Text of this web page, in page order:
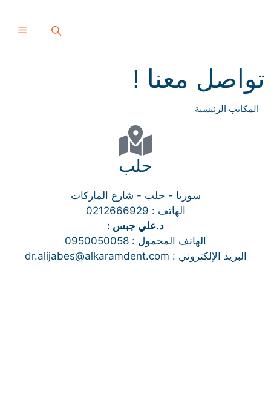
تواصل معنا !
المكاتب الرئيسية
حلب
سوريا - حلب - شارع الماركات
الهاتف : 0212666929
د.علي جبس :
الهاتف المحمول : 0950050058
البريد الإلكتروني : dr.alijabes@alkaramdent.com